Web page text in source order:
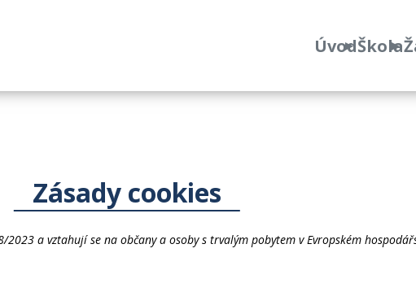
ÚvodŠkola
Zásady cookies
2023 a vztahují se na občany a osoby s trvalým pobytem v Evropském